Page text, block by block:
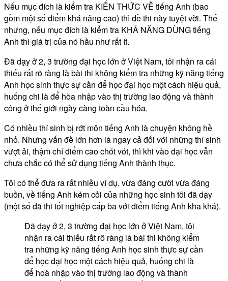
Nếu mục đích là kiểm tra KIẾN THỨC VỀ tiếng Anh (bao
gồm một số điểm khá nâng cao) thì đề thi này tuyệt vời. Thế
nhưng, nếu mục đích là kiểm tra KHẢ NĂNG DÙNG tiếng
Anh thì giá trị của nó hầu như rất ít.
Đã dạy ở 2, 3 trường đại học lớn ở Việt Nam, tôi nhận ra cái
thiếu rất rõ ràng là bài thi không kiểm tra những kỹ năng tiếng
Anh học sinh thực sự cần để học đại học một cách hiệu quả,
huống chi là để hòa nhập vào thị trường lao động và thành
công ở thế giới ngày càng toàn cầu hóa.
Có nhiều thí sinh bị rớt môn tiếng Anh là chuyện không hề
nhỏ. Nhưng vấn đề lớn hơn là ngay cả đối với những thí sinh
vượt ải, thậm chí điểm cao chót vót, thì khi vào đại học vẫn
chưa chắc có thể sử dụng tiếng Anh thành thục.
Tôi có thể đưa ra rất nhiều ví dụ, vừa đáng cười vừa đáng
buồn, về tiếng Anh kém cỏi của những học sinh tôi đã dạy
(một số đã thi tốt nghiệp cấp ba với điểm tiếng Anh kha khá).
Đã dạy ở 2, 3 trường đại học lớn ở Việt Nam, tôi
nhận ra cái thiếu rất rõ ràng là bài thi không kiểm
tra những kỹ năng tiếng Anh học sinh thực sự cần
để học đại học một cách hiệu quả, huống chi là
để hoà nhập vào thị trường lao động và thành